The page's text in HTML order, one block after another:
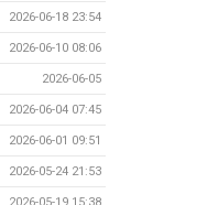
2026-06-18 23:54
2026-06-10 08:06
2026-06-05
2026-06-04 07:45
2026-06-01 09:51
2026-05-24 21:53